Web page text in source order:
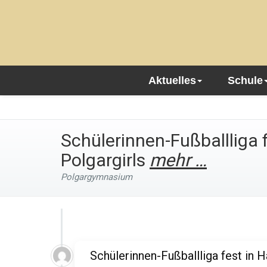
Aktuelles Schule
Schülerinnen-Fußballliga
Polgargirls mehr …
Polgargymnasium
Schülerinnen-Fußballliga fest in